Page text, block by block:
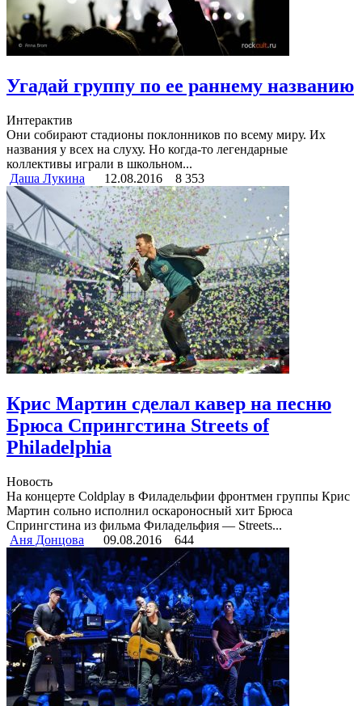
Угадай группу по ее раннему названию
Интерактив
Они собирают стадионы поклонников по всему миру. Их
названия у всех на слуху. Но когда-то легендарные
коллективы играли в школьном...
Даша Лукина
12.08.2016 8 353
Крис Мартин сделал кавер на песню
Брюса Спрингстина Streets of
Philadelphia
Новость
На концерте Coldplay в Филадельфии фронтмен группы Крис
Мартин сольно исполнил оскароносный хит Брюса
Спрингстина из фильма Филадельфия — Streets...
Аня Донцова
09.08.2016 644